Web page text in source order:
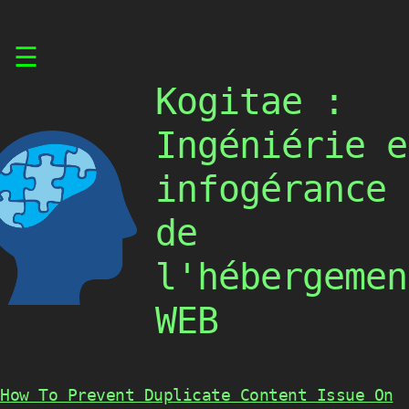
☰
Kogitae :
Ingéniérie
infogérance
de
WEB
How To Prevent Duplicate Content Issue On